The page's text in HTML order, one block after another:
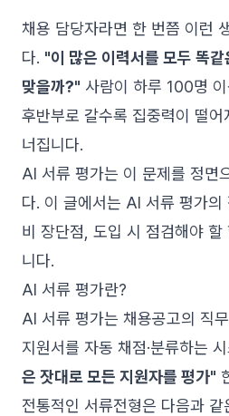
채용 담당자라면 한 번쯤 이런
다. "이 많은 이력서를 모두 똑같
맞을까?" 사람이 하루 100명
후반부로 갈수록 집중력이 떨
너집니다.
AI 서류 평가는 이 문제를 정면
다. 이 글에서는 AI 서류 평가의
비 장단점, 도입 시 점검해야
니다.
AI 서류 평가란?
AI 서류 평가는 채용공고의 직
지원서를 자동 채점·분류하는
은 잣대로 모든 지원자를 평가"
전통적인 서류전형은 다음과